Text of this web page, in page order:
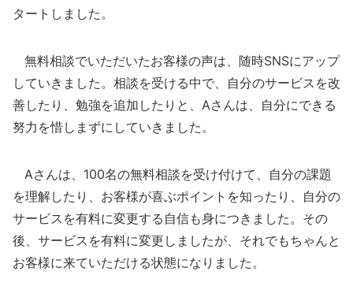
タートしました。
無料相談でいただいたお客様の声は、随時SNSにアップ
していきました。相談を受ける中で、自分のサービスを改
善したり、勉強を追加したりと、Aさんは、自分にできる
努力を惜しまずにしていきました。
Aさんは、100名の無料相談を受け付けて、自分の課題
を理解したり、お客様が喜ぶポイントを知ったり、自分の
サービスを有料に変更する自信も身につきました。その
後、サービスを有料に変更しましたが、それでもちゃんと
お客様に来ていただける状態になりました。